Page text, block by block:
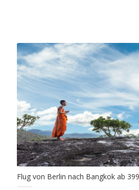
Flug von Berlin nach Bangkok ab